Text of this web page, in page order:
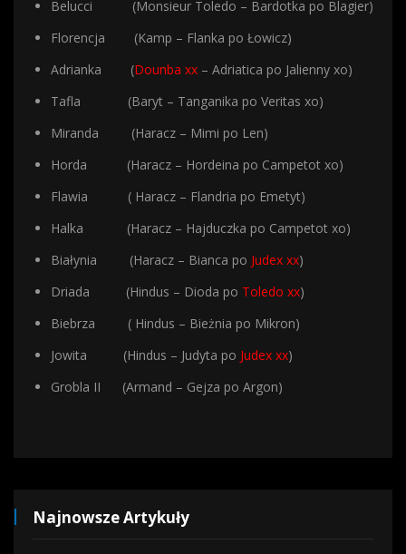
Belucci (Monsieur Toledo – Bardotka po Blagier)
Florencja (Kamp – Flanka po Łowicz)
Adrianka (Dounba xx – Adriatica po Jalienny xo)
Tafla (Baryt – Tanganika po Veritas xo)
Miranda (Haracz – Mimi po Len)
Horda (Haracz – Hordeina po Campetot xo)
Flawia ( Haracz – Flandria po Emetyt)
Halka (Haracz – Hajduczka po Campetot xo)
Białynia (Haracz – Bianca po Judex xx)
Driada (Hindus – Dioda po Toledo xx)
Biebrza ( Hindus – Bieżnia po Mikron)
Jowita (Hindus – Judyta po Judex xx)
Grobla II (Armand – Gejza po Argon)
Najnowsze Artykuły